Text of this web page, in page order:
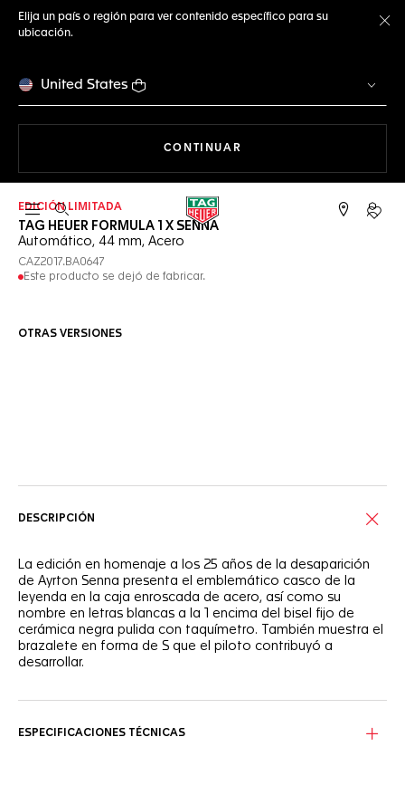
Elija un país o región para ver contenido específico para su
ubicación.
United States
CONTINUAR
Abrir el menú de búsqueda
EDICIÓN LIMITADA
TAG HEUER FORMULA 1 X SENNA
Automático, 44 mm, Acero
CAZ2017.BA0647
Este producto se dejó de fabricar.
OTRAS VERSIONES
DESCRIPCIÓN
La edición en homenaje a los 25 años de la desaparición
de Ayrton Senna presenta el emblemático casco de la
leyenda en la caja enroscada de acero, así como su
nombre en letras blancas a la 1 encima del bisel fijo de
cerámica negra pulida con taquímetro. También muestra el
brazalete en forma de S que el piloto contribuyó a
desarrollar.
ESPECIFICACIONES TÉCNICAS